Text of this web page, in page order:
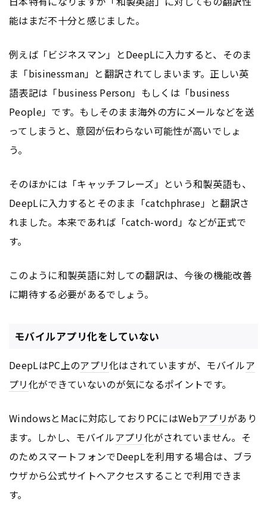
能はまだ不十分と感じました。
例えば「ビジネスマン」とDeepLに入力すると、そのま
ま「bisinessman」と翻訳されてしまいます。正しい英
語表記は「business Person」もしくは「business
People」です。もしそのまま海外の方にメールなどを送
ってしまうと、意図が伝わらない可能性が高いでしょ
う。
そのほかには「キャッチフレーズ」という和製英語も、
DeepLに入力するとそのまま「catchphrase」と翻訳さ
れました。本来であれば「catch-word」などが正式で
す。
このように和製英語に対しての翻訳は、今後の機能改善
に期待する必要があるでしょう。
モバイルアプリ化をしていない
DeepLはPC上のアプリ化はされていますが、モバイルア
プリ化ができていないのが気になるポイントです。
WindowsとMacに対応しておりPCにはWebアプリがあり
ます。しかし、モバイルアプリ化がされていません。そ
のためスマートフォンでDeepLを利用する場合は、ブラ
ウザから公式サイトへアクセスすることで利用できま
す。